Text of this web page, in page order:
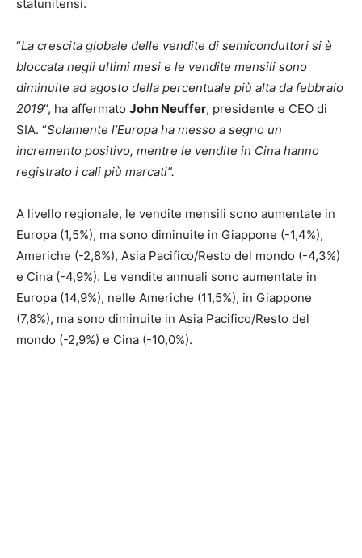
statunitensi.
“La crescita globale delle vendite di semiconduttori si è
bloccata negli ultimi mesi e le vendite mensili sono
diminuite ad agosto della percentuale più alta da febbraio
2019“, ha affermato John Neuffer, presidente e CEO di
SIA. “Solamente l’Europa ha messo a segno un
incremento positivo, mentre le vendite in Cina hanno
registrato i cali più marcati”.
A livello regionale, le vendite mensili sono aumentate in
Europa (1,5%), ma sono diminuite in Giappone (-1,4%),
Americhe (-2,8%), Asia Pacifico/Resto del mondo (-4,3%)
e Cina (-4,9%). Le vendite annuali sono aumentate in
Europa (14,9%), nelle Americhe (11,5%), in Giappone
(7,8%), ma sono diminuite in Asia Pacifico/Resto del
mondo (-2,9%) e Cina (-10,0%).